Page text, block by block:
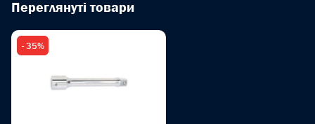
Переглянуті товари
- 35%